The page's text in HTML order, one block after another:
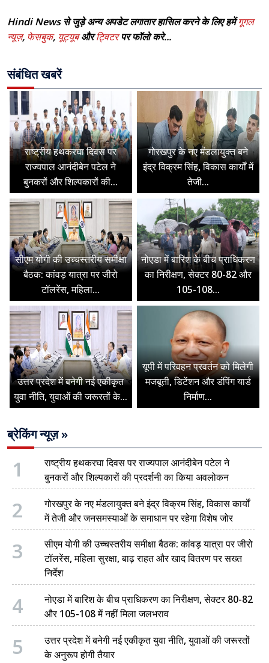
Hindi News से जुड़े अन्य अपडेट लगातार हासिल करने के लिए हमेंगूगल
न्यूज़, फेसबुक, यूट्यूबऔरट्विटरपर फॉलो करे...
संबंधित खबरें
राष्ट्रीय हथकरघा दिवस पर
राज्यपाल आनंदीबेन पटेल ने
बुनकरों और शिल्पकारों की...
गोरखपुर के नए मंडलायुक्त बने
इंद्र विक्रम सिंह, विकास कार्यों में
तेजी...
सीएम योगी की उच्चस्तरीय समीक्षा
बैठक: कांवड़ यात्रा पर जीरो
टॉलरेंस, महिला...
नोएडा में बारिश के बीच प्राधिकरण
का निरीक्षण, सेक्टर 80-82 और
105-108...
उत्तर प्रदेश में बनेगी नई एकीकृत
युवा नीति, युवाओं की जरूरतों के...
यूपी में परिवहन प्रवर्तन को मिलेगी
मजबूती, डिटेंशन और डंपिंग यार्ड
निर्माण...
ब्रेकिंग न्यूज़ »
1
राष्ट्रीय हथकरघा दिवस पर राज्यपाल आनंदीबेन पटेल ने
बुनकरों और शिल्पकारों की प्रदर्शनी का किया अवलोकन
2
गोरखपुर के नए मंडलायुक्त बने इंद्र विक्रम सिंह, विकास कार्यों
में तेजी और जनसमस्याओं के समाधान पर रहेगा विशेष जोर
3
सीएम योगी की उच्चस्तरीय समीक्षा बैठक: कांवड़ यात्रा पर जीरो
टॉलरेंस, महिला सुरक्षा, बाढ़ राहत और खाद वितरण पर सख्त
निर्देश
4
नोएडा में बारिश के बीच प्राधिकरण का निरीक्षण, सेक्टर 80-82
और 105-108 में नहीं मिला जलभराव
5
उत्तर प्रदेश में बनेगी नई एकीकृत युवा नीति, युवाओं की जरूरतों
के अनुरूप होगी तैयार